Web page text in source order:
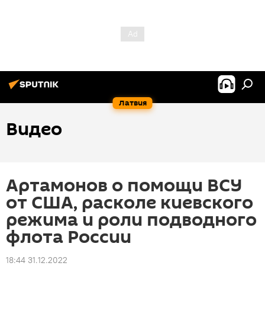
Латвия
Видео
Артамонов о помощи ВСУ
от США, расколе киевского
режима и роли подводного
флота России
18:44 31.12.2022